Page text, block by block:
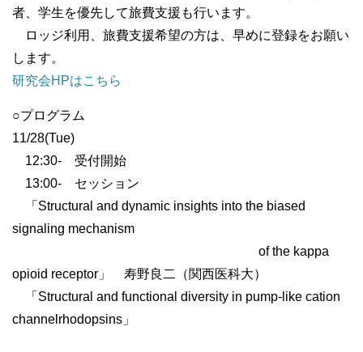
者、学生を優先して旅費支援も行います。
ロッジ利用、旅費支援希望の方は、早めに登録をお願い
します。
研究会HPはこちら
○プログラム
11/28(Tue)
12:30- 受付開始
13:00- セッション
「Structural and dynamic insights into the biased
signaling mechanism
of the kappa
opioid receptor」 寿野良二（関西医科大）
「Structural and functional diversity in pump-like cation
channelrhodopsins」